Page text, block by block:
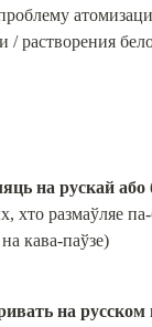
/ растворения
на рускай або
хто размаўляе
кава-паўзе)
на русском